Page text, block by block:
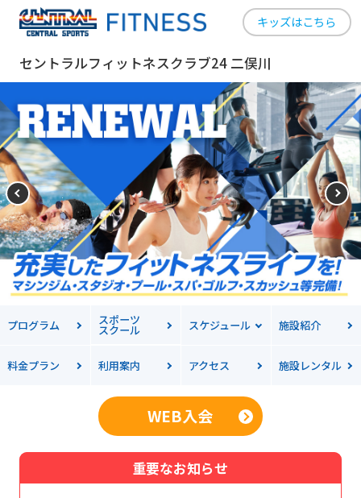
キッズはこちら
セントラルフィットネスクラブ24 二俣川
プログラム スポーツ
スクール スケジュール 施設紹介
料金プラン 利用案内 アクセス 施設レンタル
WEB入会
重要なお知らせ